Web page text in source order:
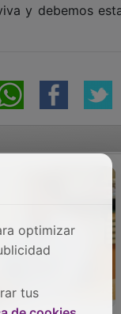
y debemos
optimizar
tus